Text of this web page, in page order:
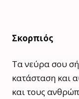
Σκορπιός
Τα νεύρα σου
κατάσταση και
και τους